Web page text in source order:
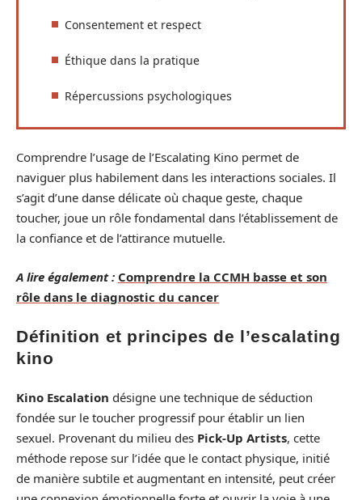
Consentement et respect
Éthique dans la pratique
Répercussions psychologiques
Comprendre l’usage de l’Escalating Kino permet de
naviguer plus habilement dans les interactions sociales. Il
s’agit d’une danse délicate où chaque geste, chaque
toucher, joue un rôle fondamental dans l’établissement de
la confiance et de l’attirance mutuelle.
A lire également : Comprendre la CCMH basse et son
rôle dans le diagnostic du cancer
Définition et principes de l’escalating
kino
Kino Escalation désigne une technique de séduction
fondée sur le toucher progressif pour établir un lien
sexuel. Provenant du milieu des Pick-Up Artists, cette
méthode repose sur l’idée que le contact physique, initié
de manière subtile et augmentant en intensité, peut créer